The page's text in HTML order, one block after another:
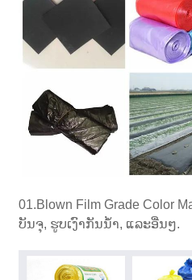
01.Blown Film Grade Color
ບັນຈຸ, ຮູບເງົາກັນນ້ໍາ, ແລະອື່ນໆ.